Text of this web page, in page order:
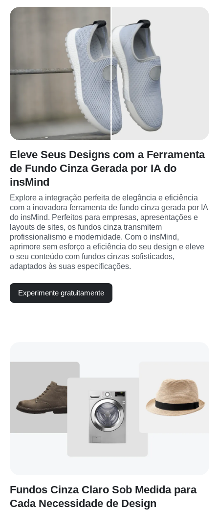
Eleve Seus Designs com a Ferramenta
de Fundo Cinza Gerada por IA do
insMind
Explore a integração perfeita de elegância e eficiência
com a inovadora ferramenta de fundo cinza gerada por IA
do insMind. Perfeitos para empresas, apresentações e
layouts de sites, os fundos cinza transmitem
profissionalismo e modernidade. Com o insMind,
aprimore sem esforço a eficiência do seu design e eleve
o seu conteúdo com fundos cinzas sofisticados,
adaptados às suas especificações.
Experimente gratuitamente
Fundos Cinza Claro Sob Medida para
Cada Necessidade de Design